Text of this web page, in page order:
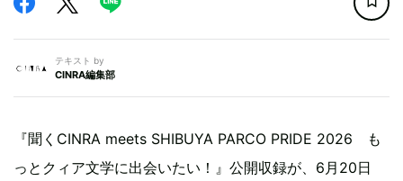
テキスト by
CINRA編集部
『聞くCINRA meets SHIBUYA PARCO PRIDE 2026 も
っとクィア文学に出会いたい！』公開収録が、6月20日